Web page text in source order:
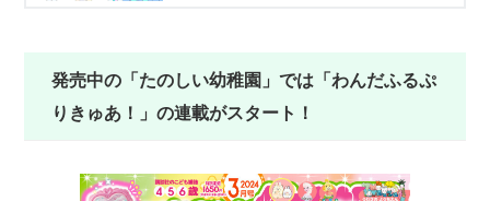
発売中の「たのしい幼稚園」では「わんだふるぷ
りきゅあ！」の連載がスタート！